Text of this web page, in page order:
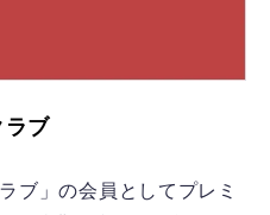
ラブ
ブ」の会員としてプレミ